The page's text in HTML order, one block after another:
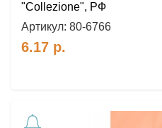
"Collezione", РФ
Артикул: 80-6766
6.17 р.